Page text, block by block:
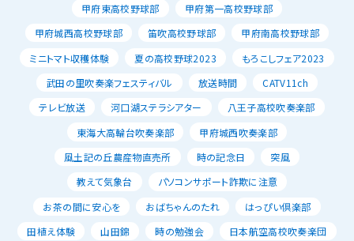
甲府東高校野球部
甲府第一高校野球部
甲府城西高校野球部
笛吹高校野球部
甲府南高校野球部
ミニトマト収穫体験
夏の高校野球2023
もろこしフェア2023
武田の里吹奏楽フェスティバル
放送時間
CATV11ch
テレビ放送
河口湖ステラシアター
八王子高校吹奏楽部
東海大高輪台吹奏楽部
甲府城西吹奏楽部
風土記の丘農産物直売所
時の記念日
突風
教えて気象台
パソコンサポート詐欺に注意
お茶の間に安心を
おばちゃんのたれ
はっぴい倶楽部
田植え体験
山田錦 時の勉強会
日本航空高校吹奏楽団